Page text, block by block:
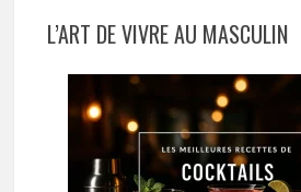
L’ART DE VIVRE AU MASCULIN